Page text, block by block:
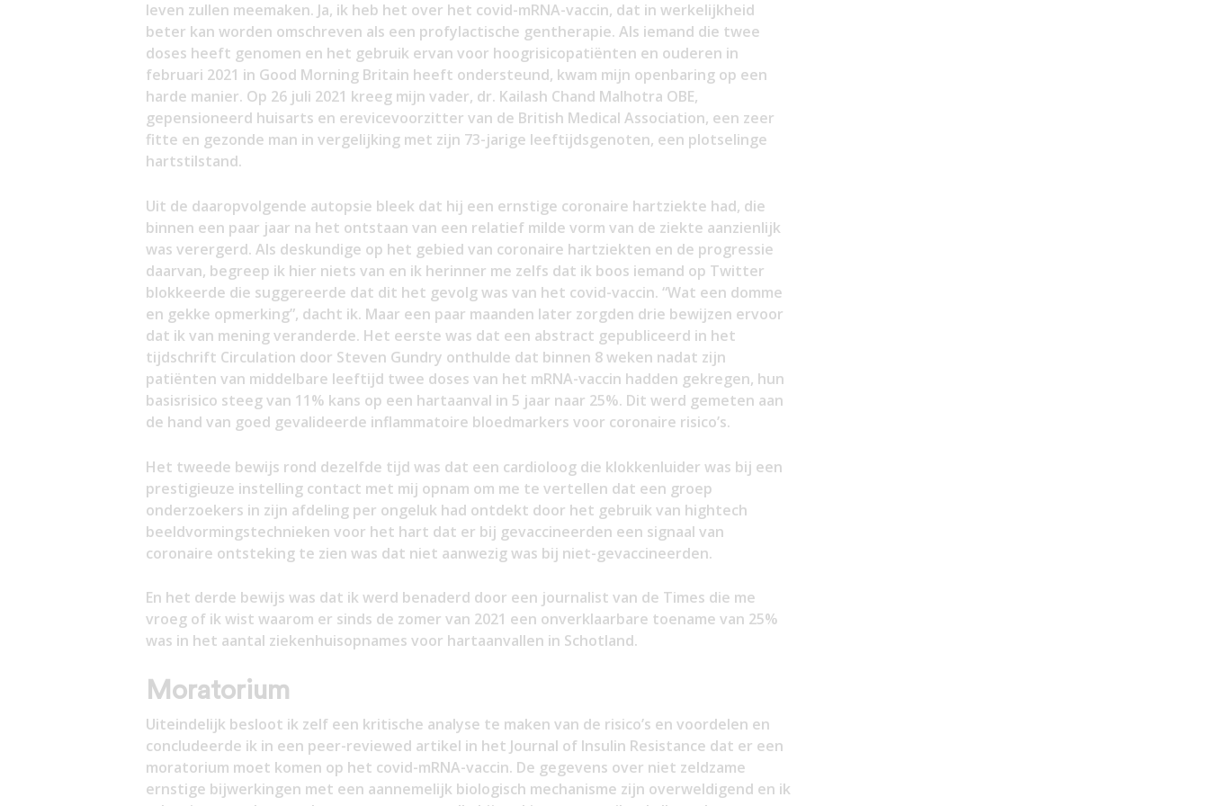
leven zullen meemaken. Ja, ik heb het over het covid-mRNA-vaccin, dat in werkelijkheid
beter kan worden omschreven als een profylactische gentherapie. Als iemand die twee
doses heeft genomen en het gebruik ervan voor hoogrisicopatiënten en ouderen in
februari 2021 in Good Morning Britain heeft ondersteund, kwam mijn openbaring op een
harde manier. Op 26 juli 2021 kreeg mijn vader, dr. Kailash Chand Malhotra OBE,
gepensioneerd huisarts en erevicevoorzitter van de British Medical Association, een zeer
fitte en gezonde man in vergelijking met zijn 73-jarige leeftijdsgenoten, een plotselinge
hartstilstand.
Uit de daaropvolgende autopsie bleek dat hij een ernstige coronaire hartziekte had, die
binnen een paar jaar na het ontstaan van een relatief milde vorm van de ziekte aanzienlijk
was verergerd. Als deskundige op het gebied van coronaire hartziekten en de progressie
daarvan, begreep ik hier niets van en ik herinner me zelfs dat ik boos iemand op Twitter
blokkeerde die suggereerde dat dit het gevolg was van het covid-vaccin. “Wat een domme
en gekke opmerking”, dacht ik. Maar een paar maanden later zorgden drie bewijzen ervoor
dat ik van mening veranderde. Het eerste was dat een abstract gepubliceerd in het
tijdschrift Circulation door Steven Gundry onthulde dat binnen 8 weken nadat zijn
patiënten van middelbare leeftijd twee doses van het mRNA-vaccin hadden gekregen, hun
basisrisico steeg van 11% kans op een hartaanval in 5 jaar naar 25%. Dit werd gemeten aan
de hand van goed gevalideerde inflammatoire bloedmarkers voor coronaire risico’s.
Het tweede bewijs rond dezelfde tijd was dat een cardioloog die klokkenluider was bij een
prestigieuze instelling contact met mij opnam om me te vertellen dat een groep
onderzoekers in zijn afdeling per ongeluk had ontdekt door het gebruik van hightech
beeldvormingstechnieken voor het hart dat er bij gevaccineerden een signaal van
coronaire ontsteking te zien was dat niet aanwezig was bij niet-gevaccineerden.
En het derde bewijs was dat ik werd benaderd door een journalist van de Times die me
vroeg of ik wist waarom er sinds de zomer van 2021 een onverklaarbare toename van 25%
was in het aantal ziekenhuisopnames voor hartaanvallen in Schotland.
Moratorium
Uiteindelijk besloot ik zelf een kritische analyse te maken van de risico’s en voordelen en
concludeerde ik in een peer-reviewed artikel in het Journal of Insulin Resistance dat er een
moratorium moet komen op het covid-mRNA-vaccin. De gegevens over niet zeldzame
ernstige bijwerkingen met een aannemelijk biologisch mechanisme zijn overweldigend en ik